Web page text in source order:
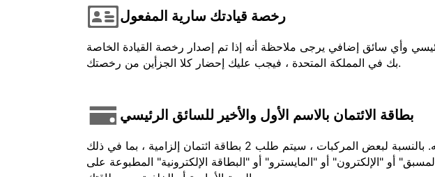
رخصة قيادتك سارية المفعول
وأي سائق إضافي يرجى ملاحظة أنه إذا تم إصدار رخصة القيادة الخاصة
بك في المملكة المتحدة ، فيجب عليك إحضار كلا الجزأين من رخصتك.
بطاقة الائتمان بالاسم الأول والأخير للسائق الرئيسي
في حالة الدفع المسبق ، يجب أن يكون الرصيد المستخدم باسم السائق وتقديمه عند تحصيله. بالنسبة لبعض المركبات ، سيتم طلب 2 بطاقة ائتمان إلزامية ، بما في ذلك
أو "الإلكترون" أو "المايسترو" أو "البطاقة الإلكترونية" المطبوعة على